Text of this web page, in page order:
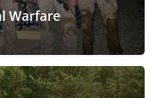
Warfare